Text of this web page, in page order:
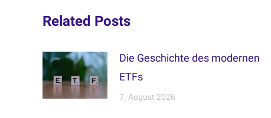
Related Posts
Die Geschichte des modernen
ETFs
7. August 2026